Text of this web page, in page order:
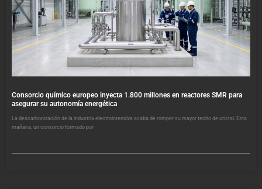
Consorcio químico europeo inyecta 1.800 millones en reactores SMR para
asegurar su autonomía energética
La descarbonización de la industria electrointensiva acaba de romper su mayor techo de cristal. Esta
mañana, un consorcio formado por